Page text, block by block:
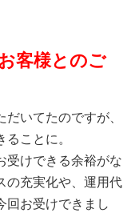
客様とのご
いてたのですが、
ことに。
受けできる余裕がな
の充実化や、運用代
回お受けできまし